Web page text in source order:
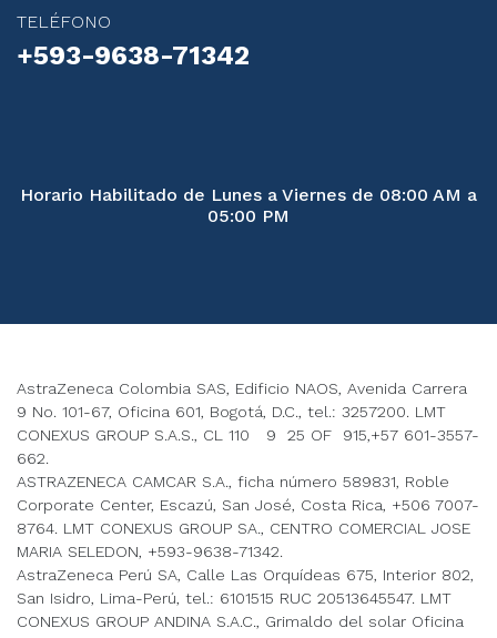
TELÉFONO
+593-9638-71342
Horario Habilitado de Lunes a Viernes de 08:00 AM a
05:00 PM
AstraZeneca Colombia SAS, Edificio NAOS, Avenida Carrera
9 No. 101-67, Oficina 601, Bogotá, D.C., tel.: 3257200. LMT
CONEXUS GROUP S.A.S., CL 110 9 25 OF 915,+57 601-3557-
662.
ASTRAZENECA CAMCAR S.A., ficha número 589831, Roble
Corporate Center, Escazú, San José, Costa Rica, +506 7007-
8764. LMT CONEXUS GROUP SA., CENTRO COMERCIAL JOSE
MARIA SELEDON, +593-9638-71342.
AstraZeneca Perú SA, Calle Las Orquídeas 675, Interior 802,
San Isidro, Lima-Perú, tel.: 6101515 RUC 20513645547. LMT
CONEXUS GROUP ANDINA S.A.C., Grimaldo del solar Oficina